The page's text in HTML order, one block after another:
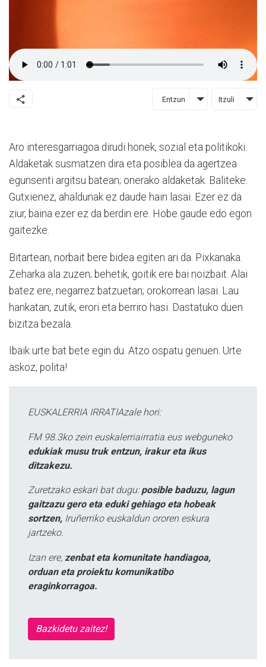
Entzun Itzuli
Aro interesgarriagoa dirudi honek, sozial eta politikoki.
Aldaketak susmatzen dira eta posiblea da agertzea
egunsenti argitsu batean; onerako aldaketak. Baliteke.
Gutxienez, ahaldunak ez daude hain lasai. Ezer ez da
ziur, baina ezer ez da berdin ere. Hobe gaude edo egon
gaitezke.
Bitartean, norbait bere bidea egiten ari da. Pixkanaka.
Zeharka ala zuzen; behetik, goitik ere bai noizbait. Alai
batez ere, negarrez batzuetan; orokorrean lasai. Lau
hankatan, zutik, erori eta berriro hasi. Dastatuko duen
bizitza bezala.
Ibaik urte bat bete egin du. Atzo ospatu genuen. Urte
askoz, polita!
EUSKALERRIA IRRATIAzale hori:
FM 98.3ko zein euskalerriairratia.eus webguneko
edukiak musu truk entzun, irakur eta ikus
ditzakezu.
Zuretzako eskari bat dugu: posible baduzu, lagun
gaitzazu gero eta eduki gehiago eta hobeak
sortzen, Iruñerriko euskaldun ororen eskura
jartzeko.
Izan ere, zenbat eta komunitate handiagoa,
orduan eta proiektu komunikatibo
eraginkorragoa.
Bazkidetu zaitez!